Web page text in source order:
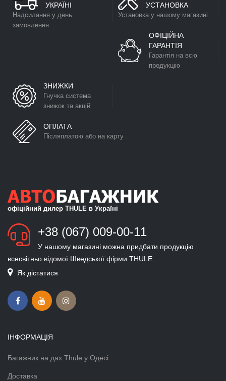
УКРАЇНІ
Надсилання у день
замовлення
УСТАНОВКА
Установка у нашому магазині
ОФІЦІЙНА
ГАРАНТІЯ
Гарантія на всю
продукцію
ЗНИЖКИ
Гнучка система
знижок та акцій
ОПЛАТА
Післяплатою або на карту
офіційний дилер THULE в Україні
+38 (067) 009-00-11
У нашому магазині можна придбати продукцію
всесвітньо відомої Шведської фірми THULE
Як дістатися
ІНФОРМАЦІЯ
Багажник на дах Thule у Одесі
Доставка